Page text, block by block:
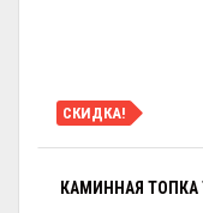
СКИДКА!
КАМИННАЯ ТОПКА